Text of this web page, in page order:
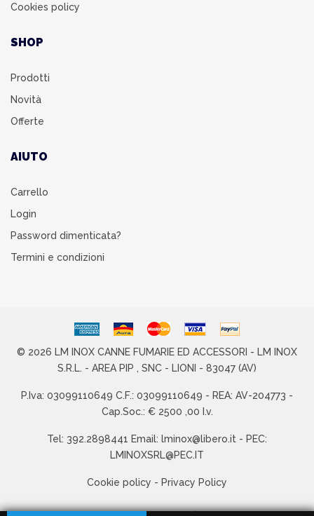
Cookies policy
SHOP
Prodotti
Novità
Offerte
AIUTO
Carrello
Login
Password dimenticata?
Termini e condizioni
© 2026 LM INOX CANNE FUMARIE ED ACCESSORI - LM INOX
S.R.L. - AREA PIP , SNC - LIONI - 83047 (AV)
P.Iva: 03099110649 C.F.: 03099110649 - REA: AV-204773 -
Cap.Soc.: € 2500 ,00 I.v.
Tel: 392.2898441 Email: lminox@libero.it - PEC:
LMINOXSRL@PEC.IT
Cookie policy - Privacy Policy